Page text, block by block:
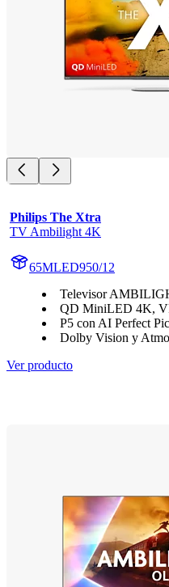
Philips The Xtra
TV Ambilight 4K
65MLED950/12
Televisor
QD MiniLED 4K,
P5 con AI Perfect
Dolby Vision y
Ver producto